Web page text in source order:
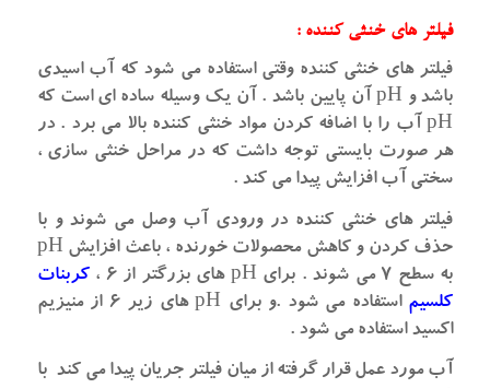
فیلتر های خنثی کننده :
فیلتر های خنثی کننده وقتی استفاده می شود که آب اسیدی
باشد و pH آن پایین باشد . آن یک وسیله ساده ای است که
pH آب را با اضافه کردن مواد خنثی کننده بالا می برد . در
هر صورت بایستی توجه داشت که در مراحل خنثی سازی ،
سختی آب افزایش پیدا می کند .
فیلتر های خنثی کننده در ورودی آب وصل می شوند و با
حذف کردن و کاهش محصولات خورنده ، باعث افزایش pH
به سطح ۷ می شوند . برای pH های بزرگتر از ۶ ،
کربنات
کلسیم
استفاده می شود .و برای pH های زیر ۶ از منیزیم
اکسید استفاده می شود .
آب مورد عمل قرار گرفته از میان فیلتر جریان پیدا می کند با